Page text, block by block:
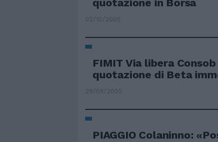
quotazione in Borsa
02/10/2005
FIMIT Via libera
quotazione di Beta
29/09/2005
PIAGGIO Colaninno: